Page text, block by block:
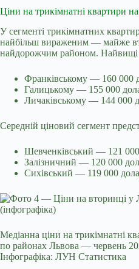
Ціни на трикімнатні квартири
У сегменті трикімнатних
найбільш вираженим — майже
найдорожчим районом. Найвищі
Франківському — 160 000
Галицькому — 155 000
Личаківському — 144 000
Середній ціновий сегмент
Шевченківський — 121 000
Залізничний — 120 000
Сихівський — 119 000
Медіанна ціни на трикімнатні
по районах Львова — червень
Інфографіка: ЛУН Статистика